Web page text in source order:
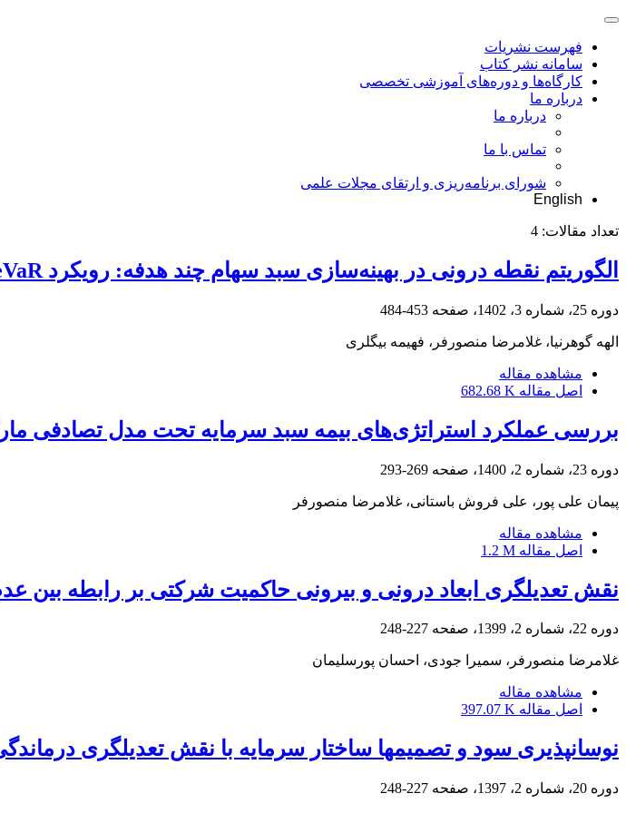
فهرست نشریات
سامانه نشر کتاب
کارگاه‌ها و دوره‌های آموزشی تخصصی
درباره ما
درباره ما
تماس با ما
شورای برنامه‌ریزی و ارتقای مجلات علمی
English
تعداد مقالات: 4
الگوریتم نقطه ‌درونی در بهینه‌سازی سبد سهام چند هدفه: رویکرد GlueVaR
دوره 25، شماره 3، 1402، صفحه 453-484
الهه گوهرنیا، غلامرضا منصورفر، فهیمه بیگلری
مشاهده مقاله
اصل مقاله 682.68 K
بررسی عملکرد استراتژی‌های بیمه سبد سرمایه تحت مدل تصادفی
دوره 23، شماره 2، 1400، صفحه 269-293
پیمان علی پور، علی فروش باستانی، غلامرضا منصورفر
مشاهده مقاله
اصل مقاله 1.2 M
نقش تعدیلگری ابعاد درونی و بیرونی حاکمیت شرکتی بر رابطه بین
دوره 22، شماره 2، 1399، صفحه 227-248
غلامرضا منصورفر، سمیرا جودی، احسان پورسلیمان
مشاهده مقاله
اصل مقاله 397.07 K
نوسان‏پذیری سود و تصمیم‏ها ساختار سرمایه با نقش تعدیلگری
دوره 20، شماره 2، 1397، صفحه 227-248